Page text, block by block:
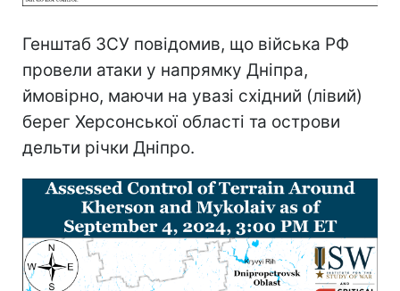
Генштаб ЗСУ повідомив, що війська РФ
провели атаки у напрямку Дніпра,
ймовірно, маючи на увазі східний (лівий)
берег Херсонської області та острови
дельти річки Дніпро.